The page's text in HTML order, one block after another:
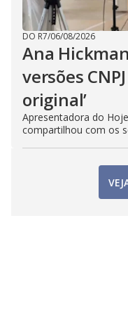
DO R7/06/08/2026
Ana
versões
original’
Apresentadora do
compartilhou com os